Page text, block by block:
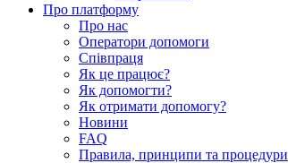
Про платформу
Про нас
Оператори допомоги
Співпраця
Як це працює?
Як допомогти?
Як отримати допомогу?
Новини
FAQ
Правила, принципи та процедури